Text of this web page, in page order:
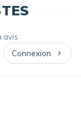
avis
Connexion